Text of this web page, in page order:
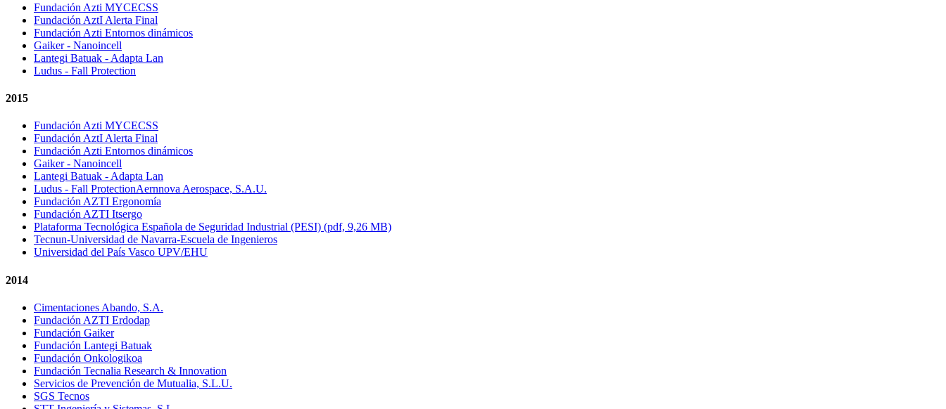
Fundación Azti MYCECSS
Fundación AztI Alerta Final
Fundación Azti Entornos dinámicos
Gaiker - Nanoincell
Lantegi Batuak - Adapta Lan
Ludus - Fall Protection
2015
Fundación Azti MYCECSS
Fundación AztI Alerta Final
Fundación Azti Entornos dinámicos
Gaiker - Nanoincell
Lantegi Batuak - Adapta Lan
Ludus - Fall ProtectionAernnova Aerospace, S.A.U.
Fundación AZTI Ergonomía
Fundación AZTI Itsergo
Plataforma Tecnológica Española de Seguridad Industrial (PESI) (pdf, 9,26 MB)
Tecnun-Universidad de Navarra-Escuela de Ingenieros
Universidad del País Vasco UPV/EHU
2014
Cimentaciones Abando, S.A.
Fundación AZTI Erdodap
Fundación Gaiker
Fundación Lantegi Batuak
Fundación Onkologikoa
Fundación Tecnalia Research & Innovation
Servicios de Prevención de Mutualia, S.L.U.
SGS Tecnos